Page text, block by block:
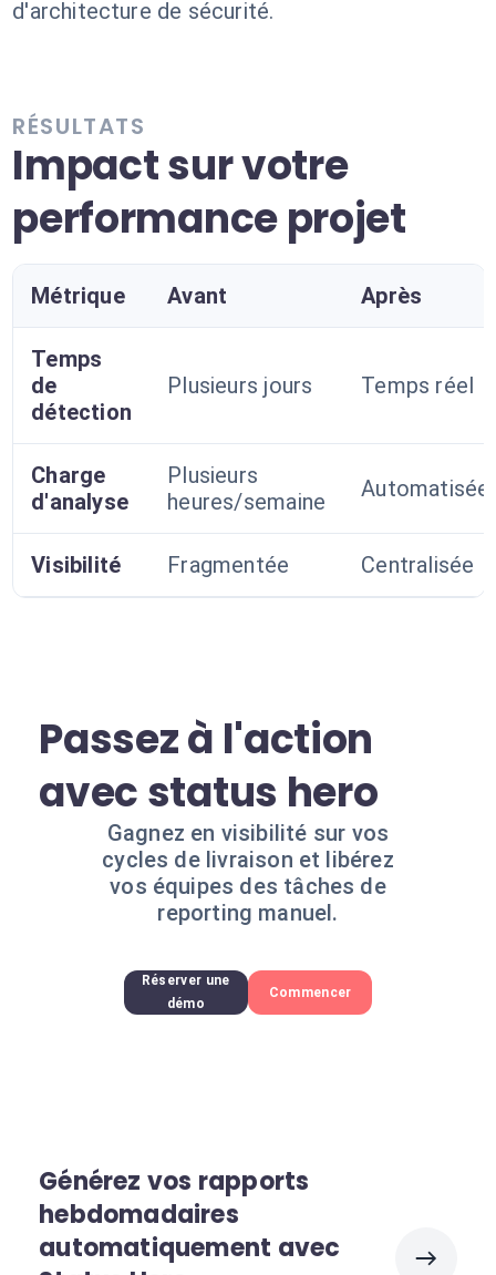
d'architecture de sécurité.
RÉSULTATS
Impact sur votre
performance projet
Métrique Avant Après
Temps
de
détection
Plusieurs jours Temps réel
Charge
d'analyse
Plusieurs
heures/semaine
Automatisée
Visibilité Fragmentée Centralisée
Passez à l'action
avec status hero
Gagnez en visibilité sur vos
cycles de livraison et libérez
vos équipes des tâches de
reporting manuel.
Réserver une
démo
Commencer
Générez vos rapports
hebdomadaires
automatiquement avec